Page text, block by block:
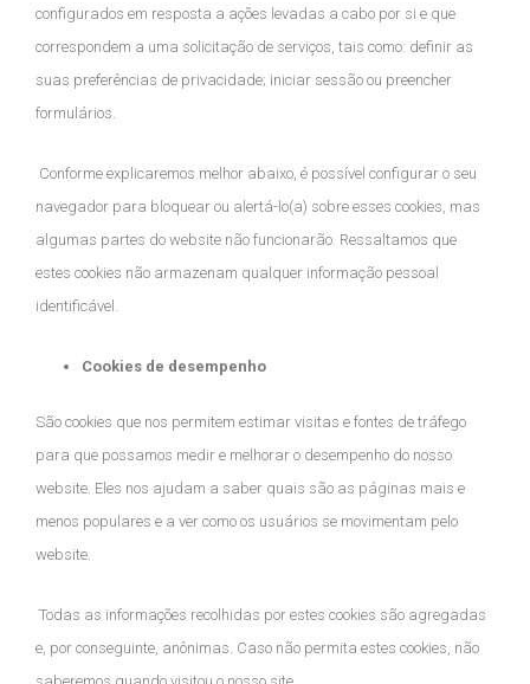
configurados em resposta a ações levadas a cabo por si e que
correspondem a uma solicitação de serviços, tais como: definir as
suas preferências de privacidade; iniciar sessão ou preencher
formulários.
Conforme explicaremos melhor abaixo, é possível configurar o seu
navegador para bloquear ou alertá-lo(a) sobre esses cookies, mas
algumas partes do website não funcionarão. Ressaltamos que
estes cookies não armazenam qualquer informação pessoal
identificável.
Cookies de desempenho
São cookies que nos permitem estimar visitas e fontes de tráfego
para que possamos medir e melhorar o desempenho do nosso
website. Eles nos ajudam a saber quais são as páginas mais e
menos populares e a ver como os usuários se movimentam pelo
website.
Todas as informações recolhidas por estes cookies são agregadas
e, por conseguinte, anônimas. Caso não permita estes cookies, não